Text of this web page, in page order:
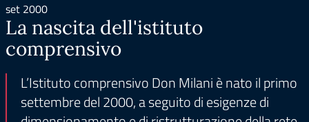
set 2000
La nascita dell'istituto
comprensivo
L’Istituto comprensivo Don Milani è nato il primo
settembre del 2000, a seguito di esigenze di